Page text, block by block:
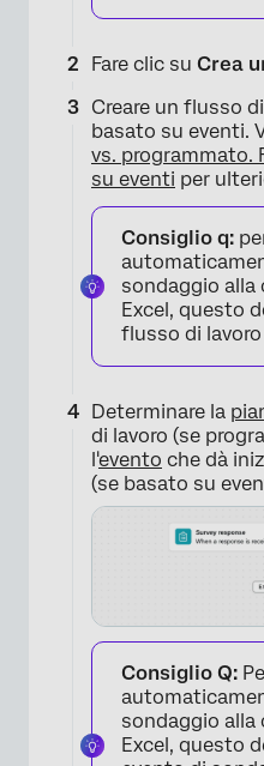
Fare clic su Crea
Creare un flusso
basato su eventi.
vs. programmato.
su eventi per
Consiglio q:
sondaggio alla
Excel, questo
flusso di
Determinare la
di lavoro (se
l'evento che dà
(se basato su
Consiglio Q:
sondaggio alla
Excel, questo